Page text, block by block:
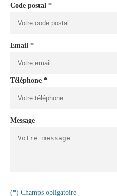
Code postal *
Email *
Téléphone *
Message
(*) Champs obligatoire